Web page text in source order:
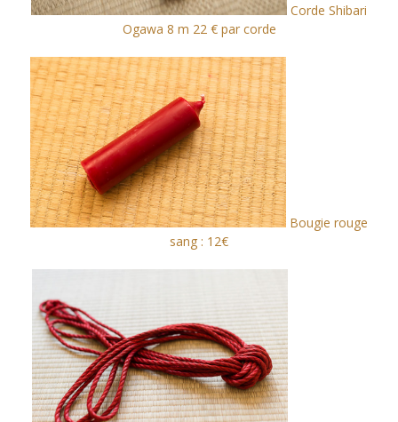
Corde Shibari
Ogawa 8 m 22 € par corde
Bougie rouge
sang : 12€